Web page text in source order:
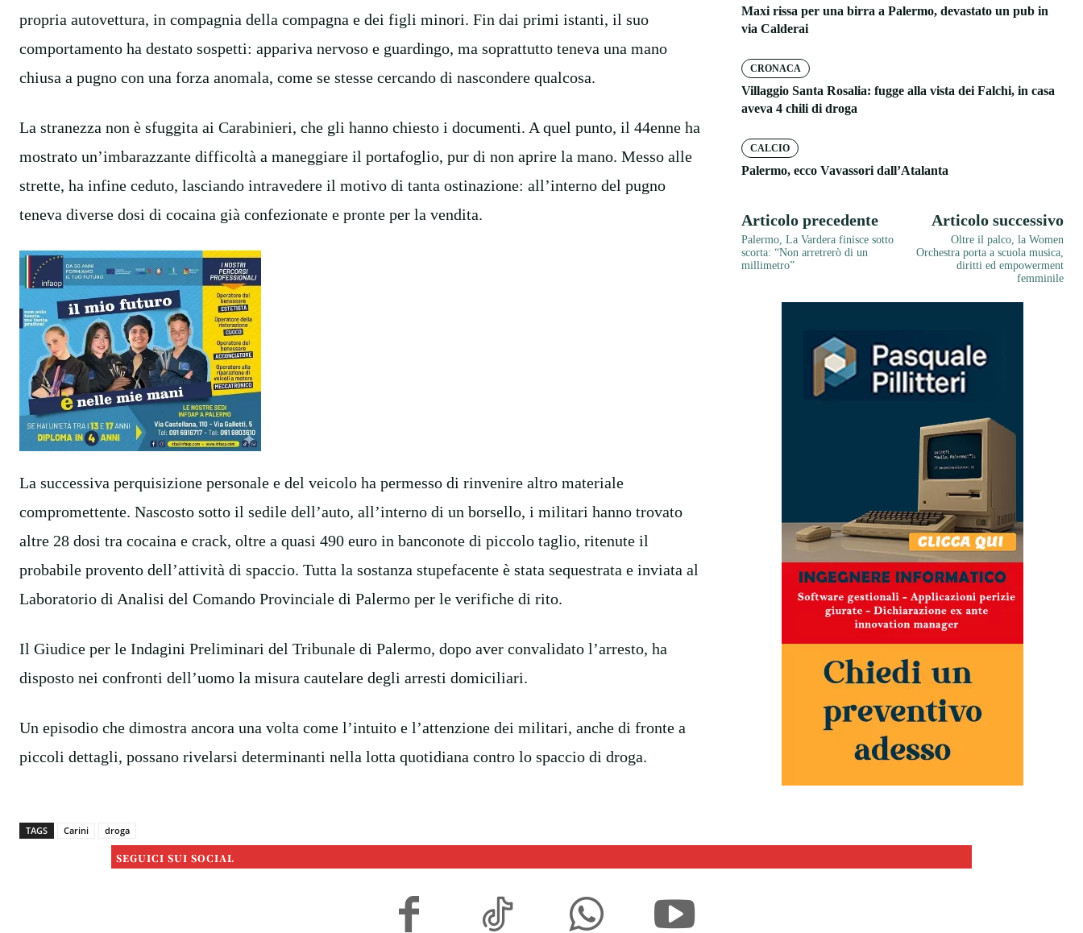
propria autovettura, in compagnia della compagna e dei figli minori. Fin dai primi istanti, il suo
comportamento ha destato sospetti: appariva nervoso e guardingo, ma soprattutto teneva una mano
chiusa a pugno con una forza anomala, come se stesse cercando di nascondere qualcosa.
La stranezza non è sfuggita ai Carabinieri, che gli hanno chiesto i documenti. A quel punto, il 44enne ha
mostrato un’imbarazzante difficoltà a maneggiare il portafoglio, pur di non aprire la mano. Messo alle
strette, ha infine ceduto, lasciando intravedere il motivo di tanta ostinazione: all’interno del pugno
teneva diverse dosi di cocaina già confezionate e pronte per la vendita.
La successiva perquisizione personale e del veicolo ha permesso di rinvenire altro materiale
compromettente. Nascosto sotto il sedile dell’auto, all’interno di un borsello, i militari hanno trovato
altre 28 dosi tra cocaina e crack, oltre a quasi 490 euro in banconote di piccolo taglio, ritenute il
probabile provento dell’attività di spaccio. Tutta la sostanza stupefacente è stata sequestrata e inviata al
Laboratorio di Analisi del Comando Provinciale di Palermo per le verifiche di rito.
Il Giudice per le Indagini Preliminari del Tribunale di Palermo, dopo aver convalidato l’arresto, ha
disposto nei confronti dell’uomo la misura cautelare degli arresti domiciliari.
Un episodio che dimostra ancora una volta come l’intuito e l’attenzione dei militari, anche di fronte a
piccoli dettagli, possano rivelarsi determinanti nella lotta quotidiana contro lo spaccio di droga.
TAGS Carini droga
Maxi rissa per una birra a Palermo, devastato un pub in
via Calderai
CRONACA
Villaggio Santa Rosalia: fugge alla vista dei Falchi, in casa
aveva 4 chili di droga
CALCIO
Palermo, ecco Vavassori dall’Atalanta
Articolo precedente
Palermo, La Vardera finisce sotto
scorta: “Non arretrerò di un
millimetro”
Articolo successivo
Oltre il palco, la Women
Orchestra porta a scuola musica,
diritti ed empowerment
femminile
SEGUICI SUI SOCIAL